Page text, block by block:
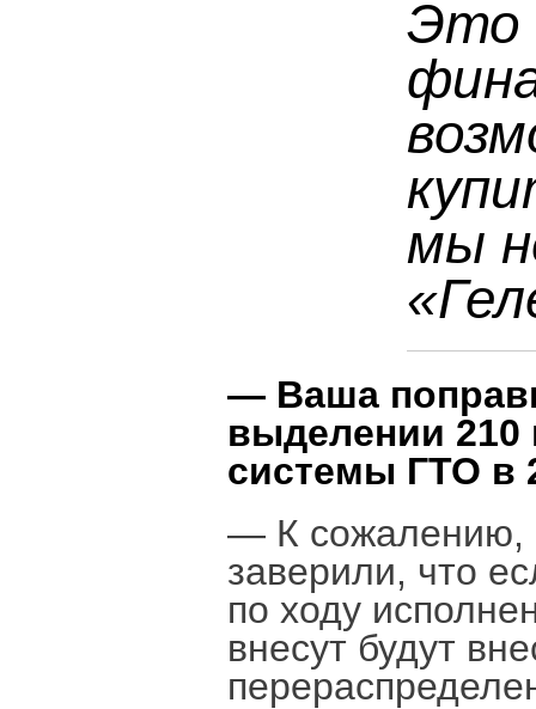
Это
мы
— Ваша
выделении 210
системы ГТО в
— К сожалению,
заверили, что
по ходу
внесут будут